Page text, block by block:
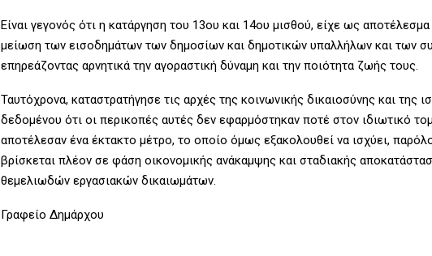
Είναι γεγονός ότι η κατάργηση του 13ου και 14ου μισθού, είχε ως
μείωση των εισοδημάτων των δημοσίων και δημοτικών υπαλλήλων και των
επηρεάζοντας αρνητικά την αγοραστική δύναμη και την ποιότητα ζωής τους.
Ταυτόχρονα, καταστρατήγησε τις αρχές της κοινωνικής δικαιοσύνης και της
δεδομένου ότι οι περικοπές αυτές δεν εφαρμόστηκαν ποτέ στον ιδιωτικό
αποτέλεσαν ένα έκτακτο μέτρο, το οποίο όμως εξακολουθεί να ισχύει,
βρίσκεται πλέον σε φάση οικονομικής ανάκαμψης και σταδιακής
θεμελιωδών εργασιακών δικαιωμάτων.
Γραφείο Δημάρχου